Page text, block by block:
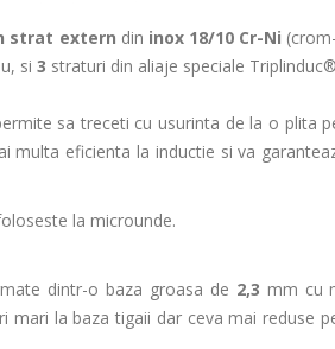
strat extern din inox 18/10 Cr-Ni
si3 straturi din aliaje speciale
sa treceti cu usurinta de la o plita
eficienta la inductie si va
la microunde.
dintr-o baza groasa de 2,3 mm cu
la baza tigaii dar ceva mai reduse